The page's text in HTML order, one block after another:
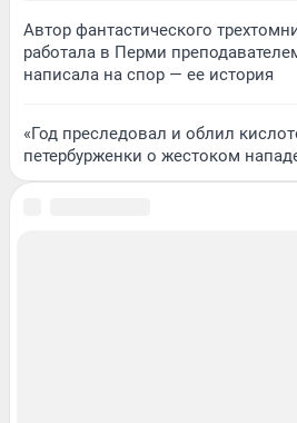
Автор фантастического
работала в Перми
написала на спор — ее история
«Год преследовал и облил
петербурженки о жестоком